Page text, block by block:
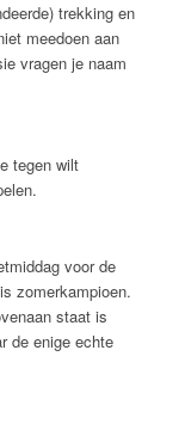
trekking en
meedoen aan
vragen je naam
tegen wilt
voor de
zomerkampioen.
staat is
de enige echte